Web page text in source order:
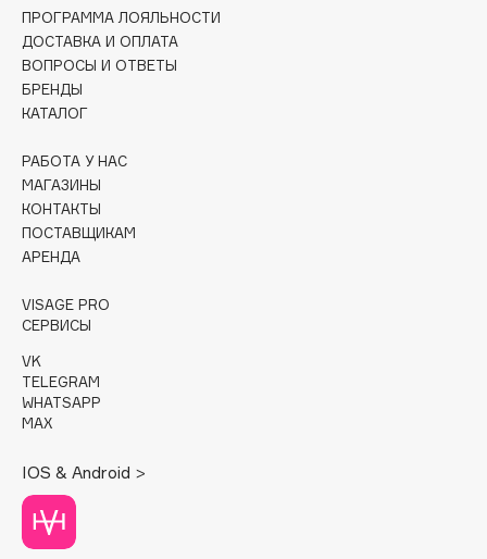
Collagenina
Consly
Corimo
CosRX
Crescina
Cunzite
Curaprox
D
d'Alba
DABO
DARLING*
Davines
Deonica
Dessange
ПРОГРАММА ЛОЯЛЬНОСТИ
ДОСТАВКА И ОПЛАТА
ВОПРОСЫ И ОТВЕТЫ
БРЕНДЫ
КАТАЛОГ
РАБОТА У НАС
МАГАЗИНЫ
КОНТАКТЫ
ПОСТАВЩИКАМ
АРЕНДА
VISAGE PRO
СЕРВИСЫ
VK
TELEGRAM
WHATSAPP
MAX
IOS & Android >